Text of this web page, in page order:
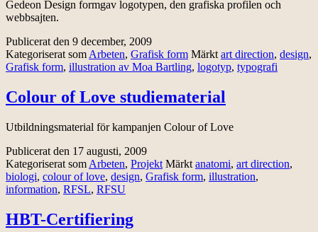
Gedeon Design formgav logotypen, den grafiska profilen och
webbsajten.
Publicerat den 9 december, 2009
Kategoriserat som Arbeten, Grafisk form Märkt art direction, design,
Grafisk form, illustration av Moa Bartling, logotyp, typografi
Colour of Love studiematerial
Utbildningsmaterial för kampanjen Colour of Love
Publicerat den 17 augusti, 2009
Kategoriserat som Arbeten, Projekt Märkt anatomi, art direction,
biologi, colour of love, design, Grafisk form, illustration,
information, RFSL, RFSU
HBT-Certifiering